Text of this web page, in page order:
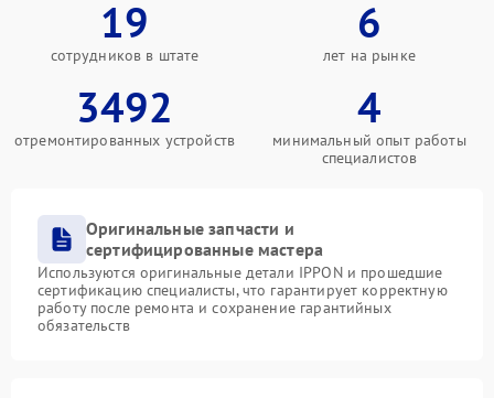
19
сотрудников в штате
6
лет на рынке
3492
отремонтированных устройств
4
минимальный опыт работы
специалистов
Оригинальные запчасти и
сертифицированные мастера
Используются оригинальные детали IPPON и прошедшие
сертификацию специалисты, что гарантирует корректную
работу после ремонта и сохранение гарантийных
обязательств